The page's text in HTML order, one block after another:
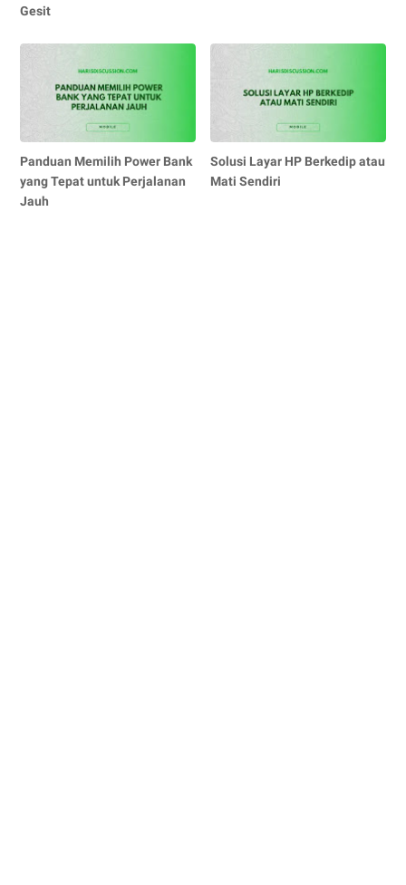
Gesit
Panduan Memilih Power Bank
yang Tepat untuk Perjalanan
Jauh
Solusi Layar HP Berkedip atau
Mati Sendiri